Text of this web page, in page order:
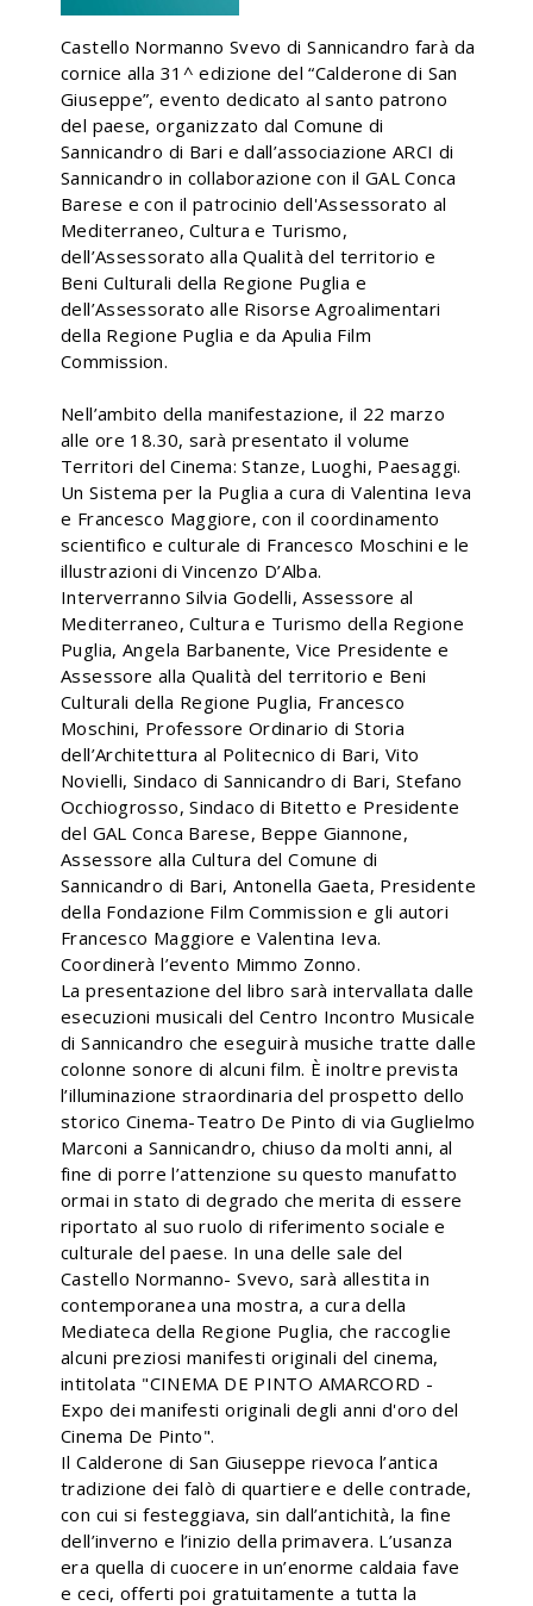
Castello Normanno Svevo di Sannicandro farà da
cornice alla 31^ edizione del “Calderone di San
Giuseppe”, evento dedicato al santo patrono
del paese, organizzato dal Comune di
Sannicandro di Bari e dall’associazione ARCI di
Sannicandro in collaborazione con il GAL Conca
Barese e con il patrocinio dell'Assessorato al
Mediterraneo, Cultura e Turismo,
dell’Assessorato alla Qualità del territorio e
Beni Culturali della Regione Puglia e
dell’Assessorato alle Risorse Agroalimentari
della Regione Puglia e da Apulia Film
Commission.
Nell’ambito della manifestazione, il 22 marzo
alle ore 18.30, sarà presentato il volume
Territori del Cinema: Stanze, Luoghi, Paesaggi.
Un Sistema per la Puglia a cura di Valentina Ieva
e Francesco Maggiore, con il coordinamento
scientifico e culturale di Francesco Moschini e le
illustrazioni di Vincenzo D’Alba.
Interverranno Silvia Godelli, Assessore al
Mediterraneo, Cultura e Turismo della Regione
Puglia, Angela Barbanente, Vice Presidente e
Assessore alla Qualità del territorio e Beni
Culturali della Regione Puglia, Francesco
Moschini, Professore Ordinario di Storia
dell’Architettura al Politecnico di Bari, Vito
Novielli, Sindaco di Sannicandro di Bari, Stefano
Occhiogrosso, Sindaco di Bitetto e Presidente
del GAL Conca Barese, Beppe Giannone,
Assessore alla Cultura del Comune di
Sannicandro di Bari, Antonella Gaeta, Presidente
della Fondazione Film Commission e gli autori
Francesco Maggiore e Valentina Ieva.
Coordinerà l’evento Mimmo Zonno.
La presentazione del libro sarà intervallata dalle
esecuzioni musicali del Centro Incontro Musicale
di Sannicandro che eseguirà musiche tratte dalle
colonne sonore di alcuni film. È inoltre prevista
l’illuminazione straordinaria del prospetto dello
storico Cinema-Teatro De Pinto di via Guglielmo
Marconi a Sannicandro, chiuso da molti anni, al
fine di porre l’attenzione su questo manufatto
ormai in stato di degrado che merita di essere
riportato al suo ruolo di riferimento sociale e
culturale del paese. In una delle sale del
Castello Normanno- Svevo, sarà allestita in
contemporanea una mostra, a cura della
Mediateca della Regione Puglia, che raccoglie
alcuni preziosi manifesti originali del cinema,
intitolata "CINEMA DE PINTO AMARCORD -
Expo dei manifesti originali degli anni d'oro del
Cinema De Pinto".
Il Calderone di San Giuseppe rievoca l’antica
tradizione dei falò di quartiere e delle contrade,
con cui si festeggiava, sin dall’antichità, la fine
dell’inverno e l’inizio della primavera. L’usanza
era quella di cuocere in un’enorme caldaia fave
e ceci, offerti poi gratuitamente a tutta la